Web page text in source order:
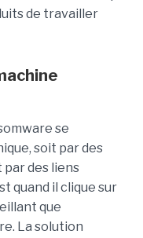
de travailler
se
soit par des
des liens
quand il clique sur
que
La solution